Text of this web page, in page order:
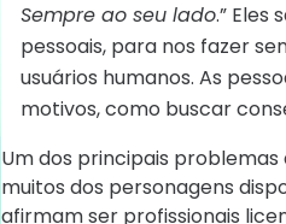
Sempre ao seu lado.”
pessoais, para nos fazer
usuários humanos. As
motivos, como buscar
Um dos principais
muitos dos personagens
afirmam ser profissionais